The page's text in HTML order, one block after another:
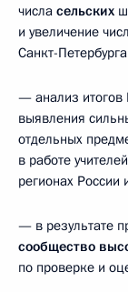
числа сельских
и увеличение
Санкт-
— анализ итогов
выявления
отдельных
в работе
регионах России
— в результате
сообщество
по проверке и